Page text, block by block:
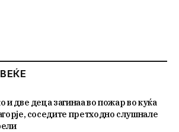
и две деца загинаа во пожар во куќа
соседите претходно слушнале